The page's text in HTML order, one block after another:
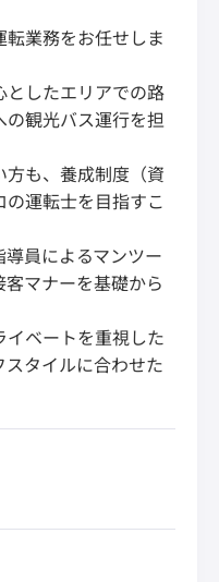
業務をお任せしま
としたエリアでの路
の観光バス運行を担
方も、養成制度（資
運転士を目指すこ
員によるマンツー
マナーを基礎から
イベートを重視した
スタイルに合わせた